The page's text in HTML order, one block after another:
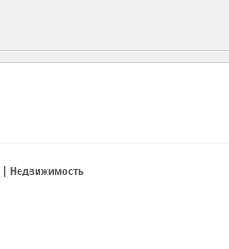
Недвижимость